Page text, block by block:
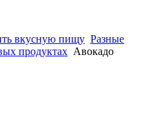
вкусную пищу Разные
продуктах Авокадо